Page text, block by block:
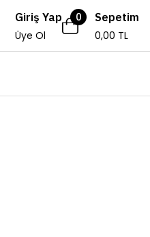
Giriş Yap
Üye Ol
0
Sepetim
0,00 TL